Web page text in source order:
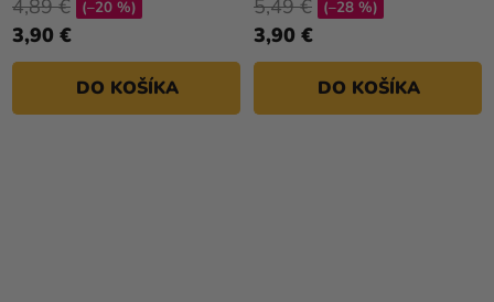
3,90 €
4,89 € (–20 %)
DO KOŠÍKA
3,90 €
5,49 € (–28 %)
DO KOŠÍKA